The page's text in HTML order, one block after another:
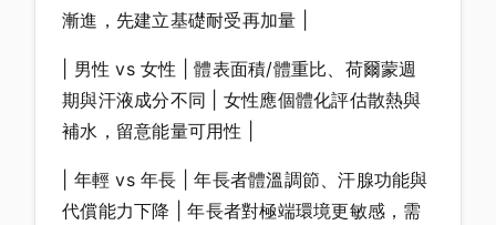
漸進，先建立基礎耐受再加量 |
| 男性 vs 女性 | 體表面積/體重比、荷爾蒙週
期與汗液成分不同 | 女性應個體化評估散熱與
補水，留意能量可用性 |
| 年輕 vs 年長 | 年長者體溫調節、汗腺功能與
代償能力下降 | 年長者對極端環境更敏感，需